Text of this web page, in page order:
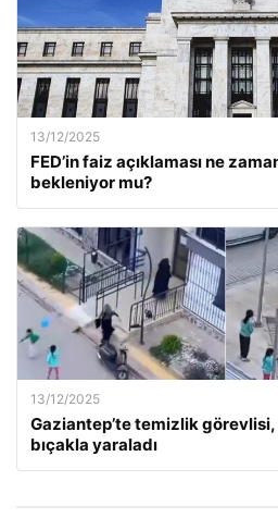
13/12/2025
FED’in faiz açıklaması ne
bekleniyor mu?
13/12/2025
Gaziantep’te temizlik
bıçakla yaraladı